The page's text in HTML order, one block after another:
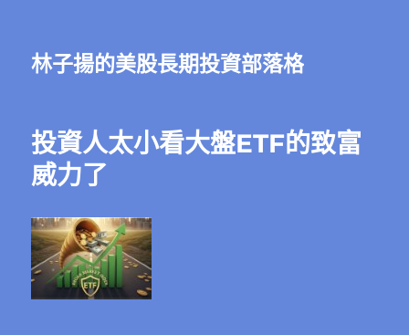
林子揚的美股長期投資部落格
投資人太小看大盤ETF的致富
威力了